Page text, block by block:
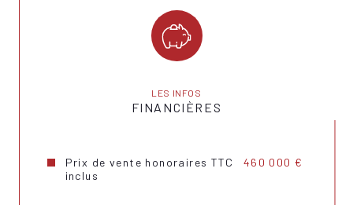
Nb de salle de bains
Type de chauffage
LES INFOS
FINANCIÈRES
Prix de vente honoraires TTC
inclus
460 000 €